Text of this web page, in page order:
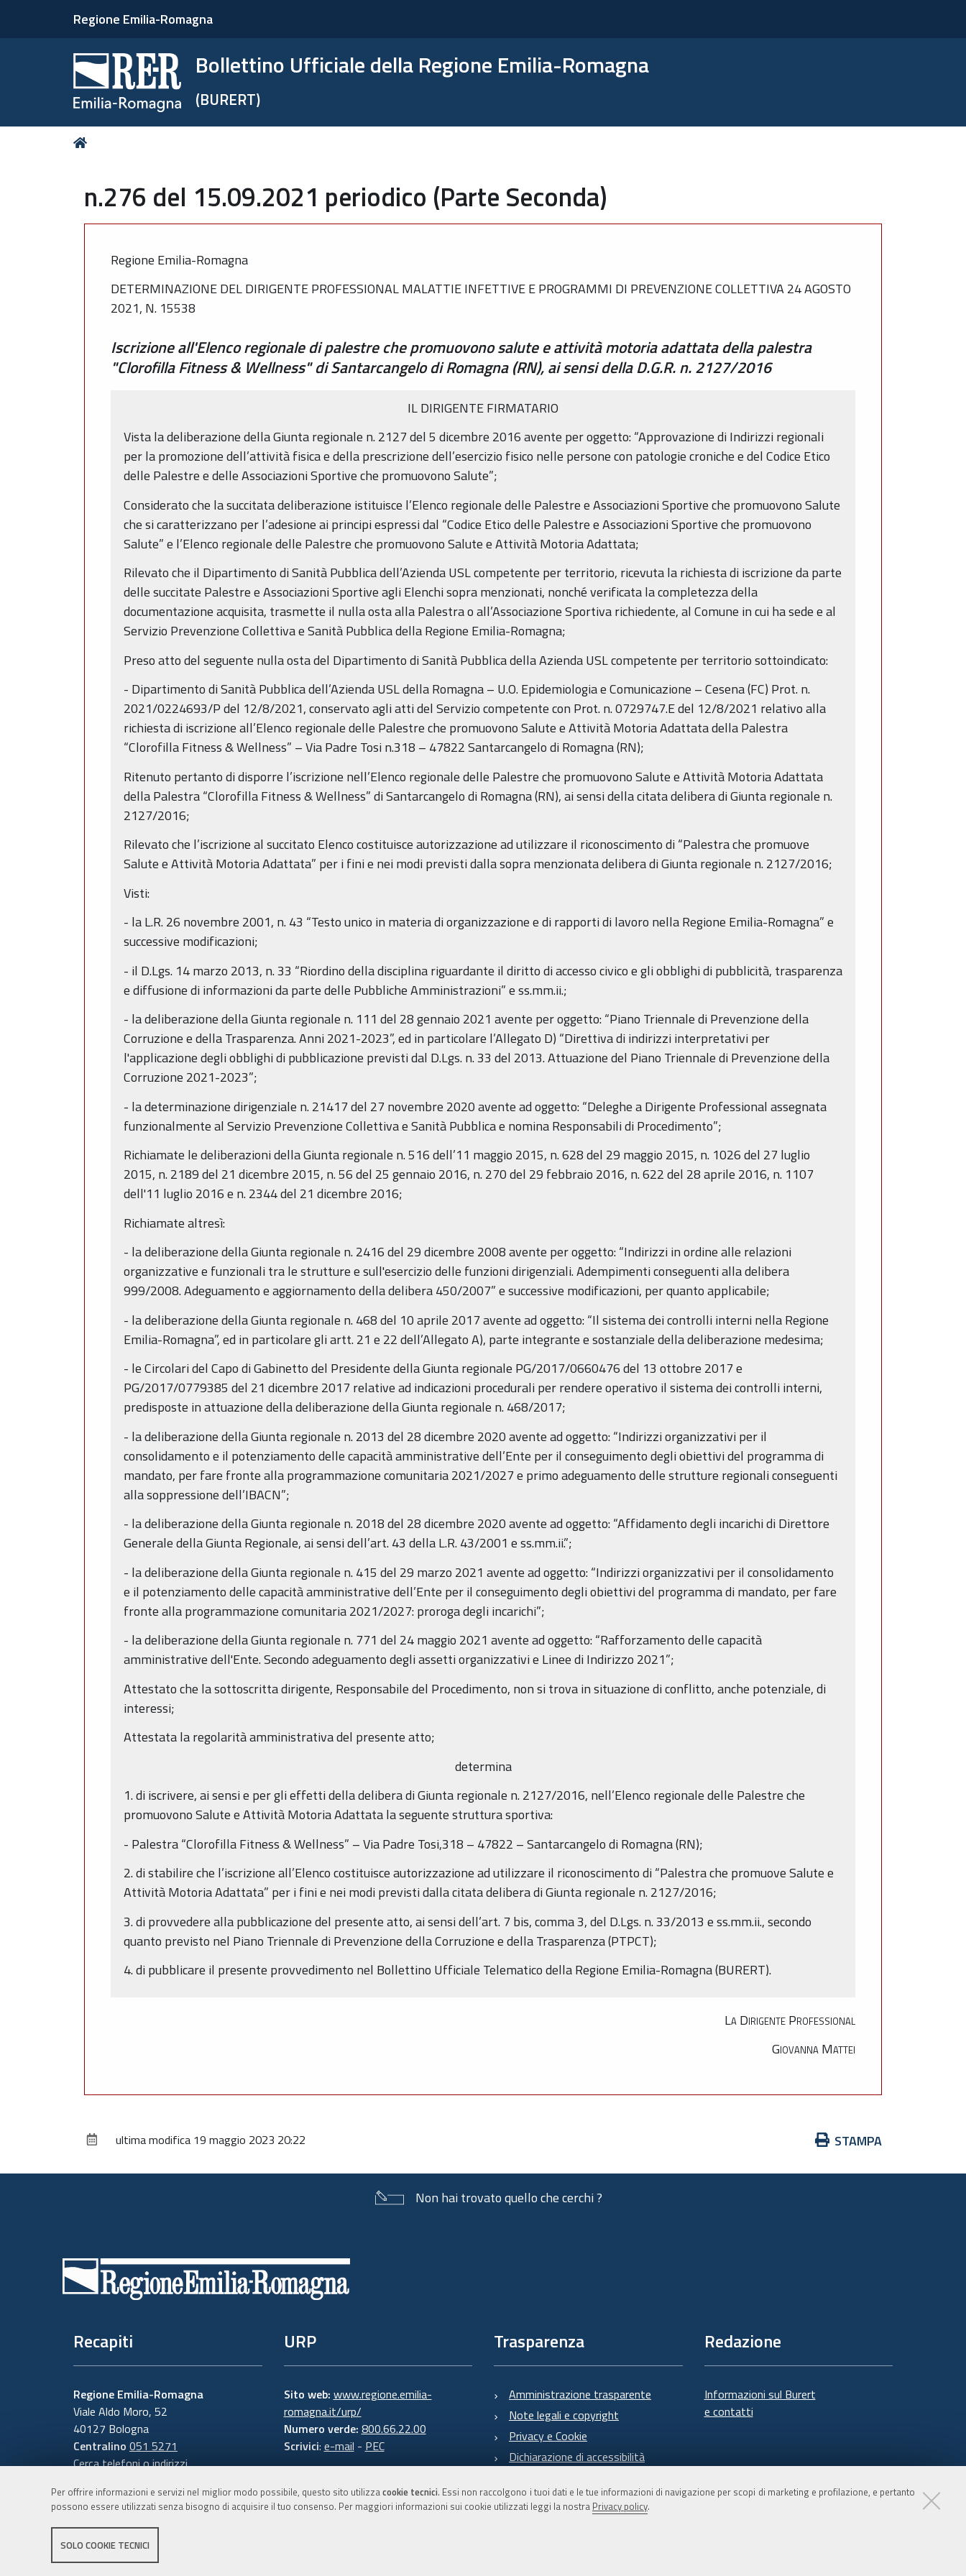
Per offrire informazioni e servizi nel miglior modo possibile, questo sito utilizzacookie tecnici. Essi non raccolgono i tuoi dati e le tue informazioni di navigazione per scopi di marketing e profilazione, e pertanto
possono essere utilizzati senza bisogno di acquisire il tuo consenso. Per maggiori informazioni sui cookie utilizzati leggi la nostra Privacy policy.
SOLO COOKIE TECNICI
Regione Emilia-Romagna
Bollettino Ufficiale della Regione Emilia-Romagna
(BURERT)
Tu
n.276 del 15.09.2021 periodico (Parte Seconda)
Regione Emilia-Romagna
DETERMINAZIONE DEL DIRIGENTE PROFESSIONAL MALATTIE INFETTIVE E PROGRAMMI DI PREVENZIONE COLLETTIVA 24 AGOSTO
2021, N. 15538
Iscrizione all'Elenco regionale di palestre che promuovono salute e attività motoria adattata della palestra
"Clorofilla Fitness & Wellness" di Santarcangelo di Romagna (RN), ai sensi della D.G.R. n. 2127/2016
IL DIRIGENTE FIRMATARIO
Vista la deliberazione della Giunta regionale n. 2127 del 5 dicembre 2016 avente per oggetto: “Approvazione di Indirizzi regionali
per la promozione dell’attività fisica e della prescrizione dell’esercizio fisico nelle persone con patologie croniche e del Codice Etico
delle Palestre e delle Associazioni Sportive che promuovono Salute”;
Considerato che la succitata deliberazione istituisce l’Elenco regionale delle Palestre e Associazioni Sportive che promuovono Salute
che si caratterizzano per l’adesione ai principi espressi dal “Codice Etico delle Palestre e Associazioni Sportive che promuovono
Salute” e l’Elenco regionale delle Palestre che promuovono Salute e Attività Motoria Adattata;
Rilevato che il Dipartimento di Sanità Pubblica dell’Azienda USL competente per territorio, ricevuta la richiesta di iscrizione da parte
delle succitate Palestre e Associazioni Sportive agli Elenchi sopra menzionati, nonché verificata la completezza della
documentazione acquisita, trasmette il nulla osta alla Palestra o all’Associazione Sportiva richiedente, al Comune in cui ha sede e al
Servizio Prevenzione Collettiva e Sanità Pubblica della Regione Emilia-Romagna;
Preso atto del seguente nulla osta del Dipartimento di Sanità Pubblica della Azienda USL competente per territorio sottoindicato:
- Dipartimento di Sanità Pubblica dell’Azienda USL della Romagna – U.O. Epidemiologia e Comunicazione – Cesena (FC) Prot. n.
2021/0224693/P del 12/8/2021, conservato agli atti del Servizio competente con Prot. n. 0729747.E del 12/8/2021 relativo alla
richiesta di iscrizione all’Elenco regionale delle Palestre che promuovono Salute e Attività Motoria Adattata della Palestra
“Clorofilla Fitness & Wellness” – Via Padre Tosi n.318 – 47822 Santarcangelo di Romagna (RN);
Ritenuto pertanto di disporre l’iscrizione nell’Elenco regionale delle Palestre che promuovono Salute e Attività Motoria Adattata
della Palestra “Clorofilla Fitness & Wellness” di Santarcangelo di Romagna (RN), ai sensi della citata delibera di Giunta regionale n.
2127/2016;
Rilevato che l’iscrizione al succitato Elenco costituisce autorizzazione ad utilizzare il riconoscimento di “Palestra che promuove
Salute e Attività Motoria Adattata” per i fini e nei modi previsti dalla sopra menzionata delibera di Giunta regionale n. 2127/2016;
Visti:
- la L.R. 26 novembre 2001, n. 43 “Testo unico in materia di organizzazione e di rapporti di lavoro nella Regione Emilia-Romagna” e
successive modificazioni;
- il D.Lgs. 14 marzo 2013, n. 33 “Riordino della disciplina riguardante il diritto di accesso civico e gli obblighi di pubblicità, trasparenza
e diffusione di informazioni da parte delle Pubbliche Amministrazioni” e ss.mm.ii.;
- la deliberazione della Giunta regionale n. 111 del 28 gennaio 2021 avente per oggetto: “Piano Triennale di Prevenzione della
Corruzione e della Trasparenza. Anni 2021-2023”, ed in particolare l’Allegato D) “Direttiva di indirizzi interpretativi per
l'applicazione degli obblighi di pubblicazione previsti dal D.Lgs. n. 33 del 2013. Attuazione del Piano Triennale di Prevenzione della
Corruzione 2021-2023”;
- la determinazione dirigenziale n. 21417 del 27 novembre 2020 avente ad oggetto: “Deleghe a Dirigente Professional assegnata
funzionalmente al Servizio Prevenzione Collettiva e Sanità Pubblica e nomina Responsabili di Procedimento”;
Richiamate le deliberazioni della Giunta regionale n. 516 dell’11 maggio 2015, n. 628 del 29 maggio 2015, n. 1026 del 27 luglio
2015, n. 2189 del 21 dicembre 2015, n. 56 del 25 gennaio 2016, n. 270 del 29 febbraio 2016, n. 622 del 28 aprile 2016, n. 1107
dell'11 luglio 2016 e n. 2344 del 21 dicembre 2016;
Richiamate altresì:
- la deliberazione della Giunta regionale n. 2416 del 29 dicembre 2008 avente per oggetto: “Indirizzi in ordine alle relazioni
organizzative e funzionali tra le strutture e sull'esercizio delle funzioni dirigenziali. Adempimenti conseguenti alla delibera
999/2008. Adeguamento e aggiornamento della delibera 450/2007” e successive modificazioni, per quanto applicabile;
- la deliberazione della Giunta regionale n. 468 del 10 aprile 2017 avente ad oggetto: “Il sistema dei controlli interni nella Regione
Emilia-Romagna”, ed in particolare gli artt. 21 e 22 dell’Allegato A), parte integrante e sostanziale della deliberazione medesima;
- le Circolari del Capo di Gabinetto del Presidente della Giunta regionale PG/2017/0660476 del 13 ottobre 2017 e
PG/2017/0779385 del 21 dicembre 2017 relative ad indicazioni procedurali per rendere operativo il sistema dei controlli interni,
predisposte in attuazione della deliberazione della Giunta regionale n. 468/2017;
- la deliberazione della Giunta regionale n. 2013 del 28 dicembre 2020 avente ad oggetto: “Indirizzi organizzativi per il
consolidamento e il potenziamento delle capacità amministrative dell’Ente per il conseguimento degli obiettivi del programma di
mandato, per fare fronte alla programmazione comunitaria 2021/2027 e primo adeguamento delle strutture regionali conseguenti
alla soppressione dell’IBACN”;
- la deliberazione della Giunta regionale n. 2018 del 28 dicembre 2020 avente ad oggetto: “Affidamento degli incarichi di Direttore
Generale della Giunta Regionale, ai sensi dell’art. 43 della L.R. 43/2001 e ss.mm.ii.”;
- la deliberazione della Giunta regionale n. 415 del 29 marzo 2021 avente ad oggetto: “Indirizzi organizzativi per il consolidamento
e il potenziamento delle capacità amministrative dell’Ente per il conseguimento degli obiettivi del programma di mandato, per fare
fronte alla programmazione comunitaria 2021/2027: proroga degli incarichi”;
- la deliberazione della Giunta regionale n. 771 del 24 maggio 2021 avente ad oggetto: “Rafforzamento delle capacità
amministrative dell'Ente. Secondo adeguamento degli assetti organizzativi e Linee di Indirizzo 2021”;
Attestato che la sottoscritta dirigente, Responsabile del Procedimento, non si trova in situazione di conflitto, anche potenziale, di
interessi;
Attestata la regolarità amministrativa del presente atto;
determina
1. di iscrivere, ai sensi e per gli effetti della delibera di Giunta regionale n. 2127/2016, nell’Elenco regionale delle Palestre che
promuovono Salute e Attività Motoria Adattata la seguente struttura sportiva:
- Palestra “Clorofilla Fitness & Wellness” – Via Padre Tosi,318 – 47822 – Santarcangelo di Romagna (RN);
2. di stabilire che l’iscrizione all’Elenco costituisce autorizzazione ad utilizzare il riconoscimento di “Palestra che promuove Salute e
Attività Motoria Adattata” per i fini e nei modi previsti dalla citata delibera di Giunta regionale n. 2127/2016;
3. di provvedere alla pubblicazione del presente atto, ai sensi dell’art. 7 bis, comma 3, del D.Lgs. n. 33/2013 e ss.mm.ii., secondo
quanto previsto nel Piano Triennale di Prevenzione della Corruzione e della Trasparenza (PTPCT);
4. di pubblicare il presente provvedimento nel Bollettino Ufficiale Telematico della Regione Emilia-Romagna (BURERT).
La Dirigente Professional
Giovanna Mattei
Azioni
documento
STAMPA
ultima modifica 19 maggio 2023 20:22
Non hai trovato quello che cerchi ?
Recapiti
Regione Emilia-Romagna
Viale Aldo Moro, 52
40127 Bologna
Centralino 051 5271
Cerca telefoni o indirizzi
URP
Sito web: www.regione.emilia-
romagna.it/urp/
Numero verde: 800.66.22.00
Scrivici: e-mail - PEC
Trasparenza
Amministrazione trasparente
Note legali e copyright
Privacy e Cookie
Dichiarazione di accessibilità
Redazione
Informazioni sul Burert
e contatti